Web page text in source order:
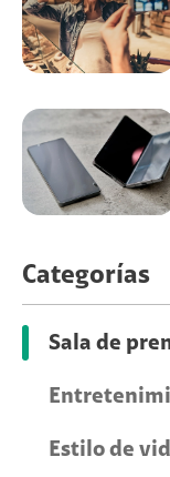
Categorías
Sala de
Estilo de